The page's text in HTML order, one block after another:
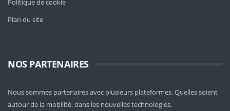
Politique de cookie
Plan du site
NOS PARTENAIRES
Nous sommes partenaires avec plusieurs plateformes. Quelles soient
autour de la mobilité, dans les nouvelles technologies,